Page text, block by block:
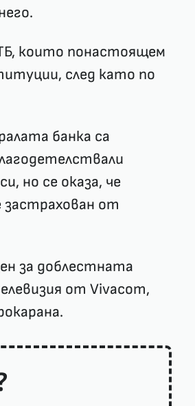
които понастоящем
след като по
банка са
но се оказа, че
застрахован от
за доблестната
от Vivacom,